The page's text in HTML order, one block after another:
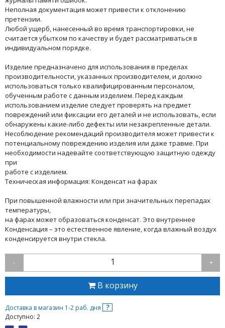
Неполная документация может привести к отклонению
претензии.
Любой ущерб, нанесенный во время транспортировки, не
считается убытком по качеству и будет рассматриваться в
индивидуальном порядке.
Изделие предназначено для использования в пределах
производительности, указанных производителем, и должно
использоваться только квалифицированным персоналом,
обученным работе с данным изделием. Перед каждым
использованием изделие следует проверять на предмет
повреждений или фиксации его деталей и не использовать, если
обнаружены какие-либо дефекты или незакрепленные детали.
Несоблюдение рекомендаций производителя может привести к
потенциальному повреждению изделия или даже травме. При
необходимости надевайте соответствующую защитную одежду
при
работе с изделием.
Техническая информация: Конденсат на фарах
При повышенной влажности или при значительных перепадах
температуры,
на фарах может образоваться конденсат. Это внутреннее
Конденсация – это естественное явление, когда влажный воздух
конденсируется внутри стекла.
- 1 +
В корзину
Доставка в магазин 1-2 раб. дня ?
Доступно: 2